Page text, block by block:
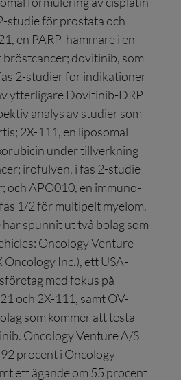
studie för prostata och
en PARP-hämmare i en
bröstcancer; dovitinib, som
2-studier för indikationer
ytterligare Dovitinib-DRP
analys av studier som
2X-111, en liposomal
under tillverkning
irofulven, i fas 2-studie
och APO010, en immuno-
1/2 för multipelt myelom.
spunnit ut två bolag som
Oncology Venture
Oncology Inc.), ett USA-
med fokus på
och 2X-111, samt OV-
som kommer att testa
Oncology Venture A/S
procent i Oncology
ett ägande om 55 procent